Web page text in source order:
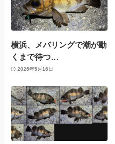
横浜、メバリングで潮が動
くまで待つ…
2026年5月16日